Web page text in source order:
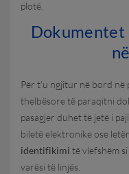
plotë.
Dokumentet
Për t'u ngjitur në bord në
thelbësore të paraqitni
pasagjer duhet të jetë i
biletë elektronike ose
identifikimi të vlefshëm
varësi të linjës.